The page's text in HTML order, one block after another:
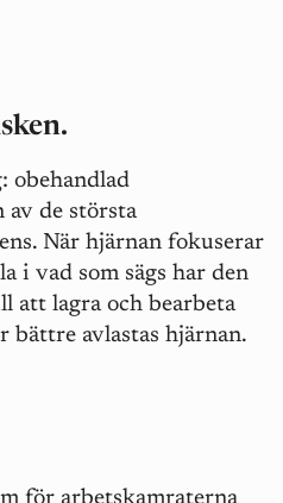
obehandlad
av de största
När hjärnan fokuserar
i vad som sägs har den
att lagra och bearbeta
avlastas hjärnan.